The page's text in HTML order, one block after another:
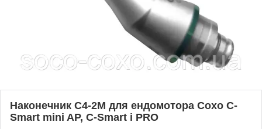
Наконечник C4-2M для ендомотора Coxo C-
Smart mini AP, C-Smart i PRO